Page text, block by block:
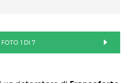
FOTO 1 DI 7